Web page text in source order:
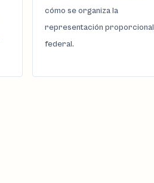
cómo se organiza la
representación proporcional
federal.